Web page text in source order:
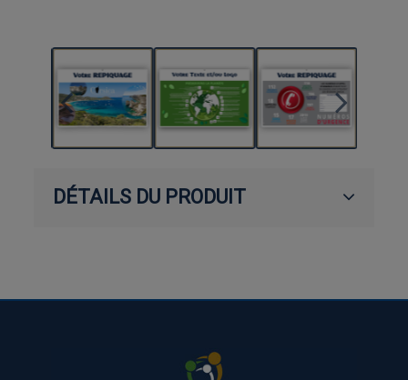
DÉTAILS DU PRODUIT